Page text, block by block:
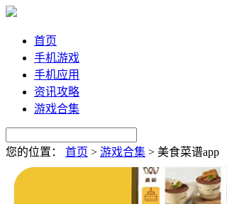
首页
手机游戏
手机应用
资讯攻略
游戏合集
您的位置： 首页 > 游戏合集 > 美食菜谱app